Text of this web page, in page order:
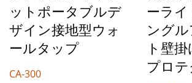
ットポータブルデ
ザイン接地型ウォ
ールタップ
CA-300
ーラ
ング
ト壁
プロ